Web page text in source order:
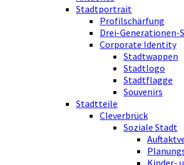
Stadtportrait
Profilschärfung
Drei-Generationen-
Corporate Identity
Stadtwappen
Stadtlogo
Stadtflagge
Souvenirs
Stadtteile
Cleverbrück
Soziale Stadt
Kinder-